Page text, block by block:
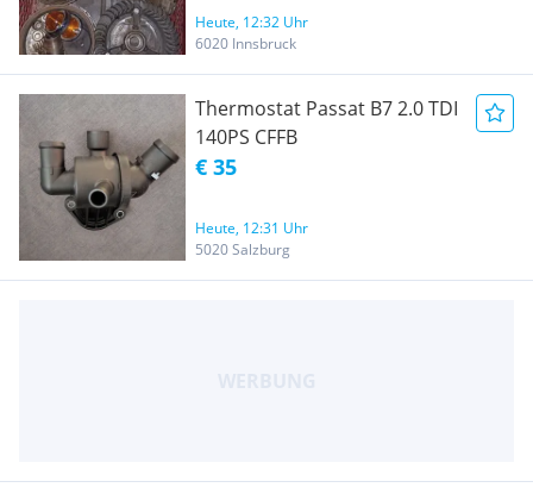
Heute, 12:32 Uhr
6020 Innsbruck
Thermostat Passat B7 2.0 TDI
140PS CFFB
€ 35
Heute, 12:31 Uhr
5020 Salzburg